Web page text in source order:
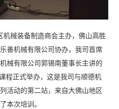
械装备制造商会主办，佛山高胜
善机械有限公司协办，我司首席
械有限公司郭锡南董事长主讲的
程正式举办，这是我司与顺德机
活动的第二站，来自大佛山地区
本次培训。